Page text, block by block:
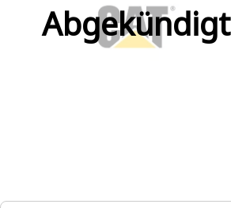
Abgekündigt